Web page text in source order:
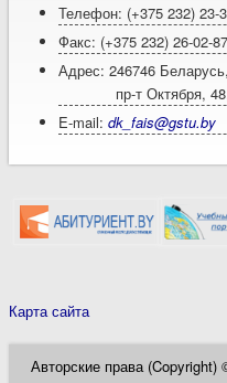
Телефон: (+375 232) 23-
Факс: (+375 232) 26-02-87
Адрес: 246746
пр-т Октября, 48,
E-mail:dk_fais@gstu.by
Карта сайта
Авторские права (Copyright)